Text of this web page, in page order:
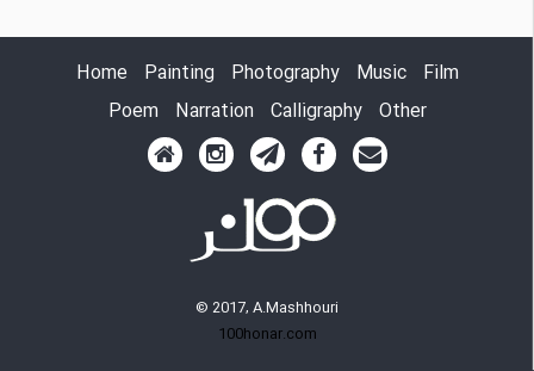
Home Painting Photography Music
Film
Poem
Narration Calligraphy Other
© 2017, A.Mashhouri
100honar.com